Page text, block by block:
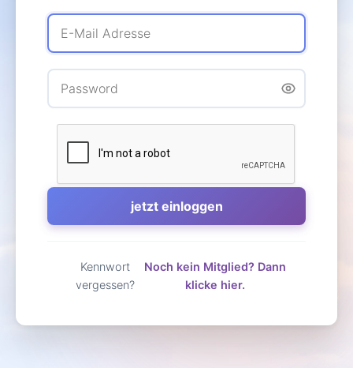
Kennwort
vergessen?
Noch kein Mitglied? Dann
klicke hier.